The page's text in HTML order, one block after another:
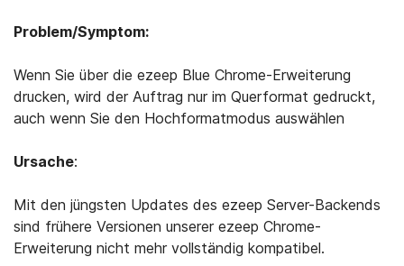
Problem/Symptom:
Wenn Sie über die ezeep Blue Chrome-Erweiterung
drucken, wird der Auftrag nur im Querformat gedruckt,
auch wenn Sie den Hochformatmodus auswählen
Ursache:
Mit den jüngsten Updates des ezeep Server-Backends
sind frühere Versionen unserer ezeep Chrome-
Erweiterung nicht mehr vollständig kompatibel.